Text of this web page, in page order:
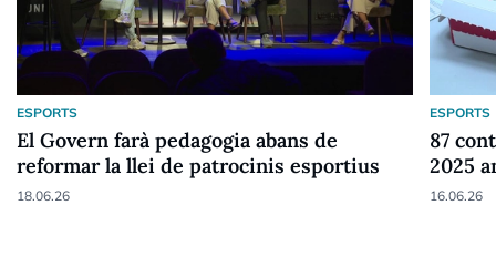
ESPORTS
El Govern farà pedagogia abans de
reformar la llei de patrocinis esportius
18.06.26
ESPORTS
87
2025
16.06.26